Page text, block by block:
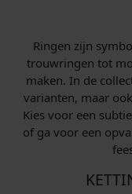
Ringen zijn
trouwringen tot
maken. In de
varianten, maar
Kies voor een
of ga voor een